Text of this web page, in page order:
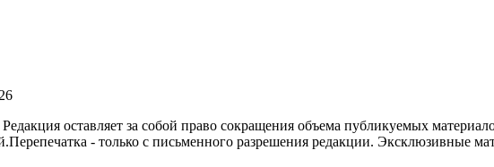
оставляет за собой право сокращения объема публикуемых
- только с письменного разрешения редакции.